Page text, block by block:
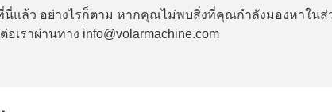
นี่แล้ว อย่างไรก็ตาม หากคุณไม่พบสิ่งที่คุณกำลังมองหาใน
เราผ่านทาง info@volarmachine.com